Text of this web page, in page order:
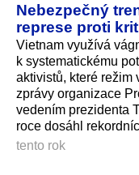
Nebezpečný
represe proti
Vietnam využívá
k systematickému
aktivistů, které režim
zprávy organizace
vedením prezidenta
roce dosáhl
tento rok